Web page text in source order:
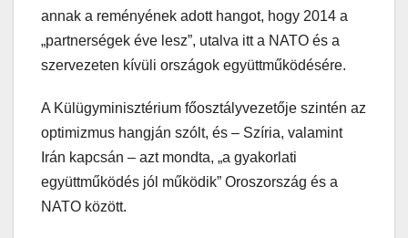
annak a reményének adott hangot, hogy 2014 a
„partnerségek éve lesz”, utalva itt a NATO és a
szervezeten kívüli országok együttműködésére.
A Külügyminisztérium főosztályvezetője szintén az
optimizmus hangján szólt, és – Szíria, valamint
Irán kapcsán – azt mondta, „a gyakorlati
együttműködés jól működik” Oroszország és a
NATO között.